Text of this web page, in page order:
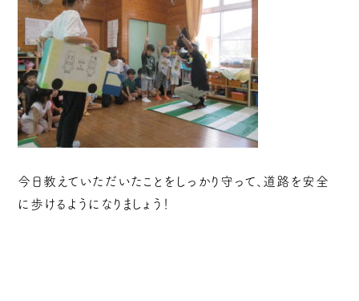
今日教えていただいたことをしっかり守って、道路を安全
に歩けるようになりましょう！